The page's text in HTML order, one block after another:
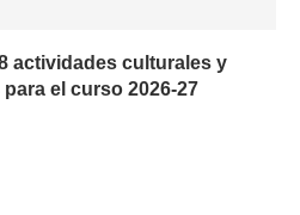
actividades culturales y
el curso 2026-27